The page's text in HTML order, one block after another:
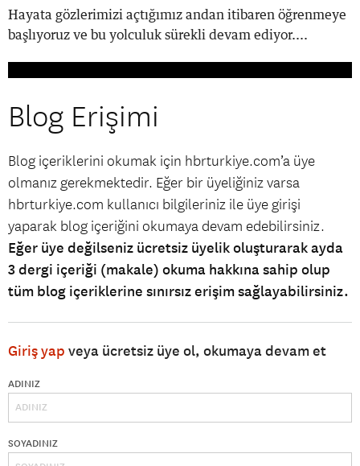
Hayata gözlerimizi açtığımız andan itibaren öğrenmeye
başlıyoruz ve bu yolculuk sürekli devam ediyor....
Blog Erişimi
Blog içeriklerini okumak için hbrturkiye.com’a üye
olmanız gerekmektedir. Eğer bir üyeliğiniz varsa
hbrturkiye.com kullanıcı bilgileriniz ile üye girişi
yaparak blog içeriğini okumaya devam edebilirsiniz.
Eğer üye değilseniz ücretsiz üyelik oluşturarak ayda
3 dergi içeriği (makale) okuma hakkına sahip olup
tüm blog içeriklerine sınırsız erişim sağlayabilirsiniz.
Giriş yap veya ücretsiz üye ol, okumaya devam et
ADINIZ
SOYADINIZ